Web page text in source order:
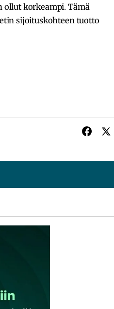
ollut korkeampi. Tämä
sijoituskohteen tuotto